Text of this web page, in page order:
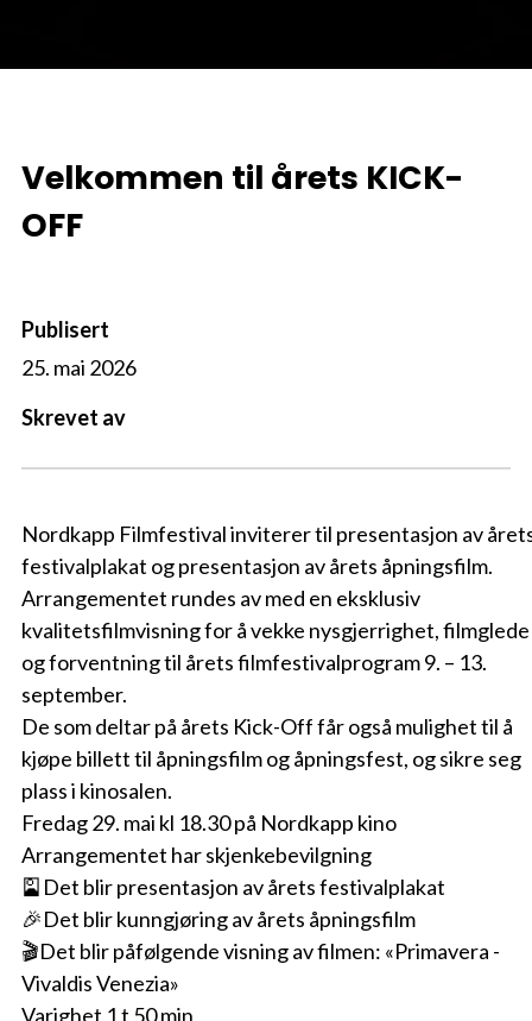
Velkommen til årets KICK-
OFF
Nordkapp Filmfestival inviterer til presentasjon av
festivalplakat og presentasjon av årets åpningsfilm.
Arrangementet rundes av med en eksklusiv
kvalitetsfilmvisning for å vekke nysgjerrighet, filmglede
og forventning til årets filmfestivalprogram 9. – 13.
september.
De som deltar på årets Kick-Off får også mulighet til å
kjøpe billett til åpningsfilm og åpningsfest, og sikre seg
plass i kinosalen.
Fredag 29. mai kl 18.30 på Nordkapp kino
Arrangementet har skjenkebevilgning
🎴Det blir presentasjon av årets festivalplakat
🎉Det blir kunngjøring av årets åpningsfilm
🎬Det blir påfølgende visning av filmen: «Primavera -
Vivaldis Venezia»
Varighet 1 t 50 min
Publisert
25. mai 2026
Skrevet av